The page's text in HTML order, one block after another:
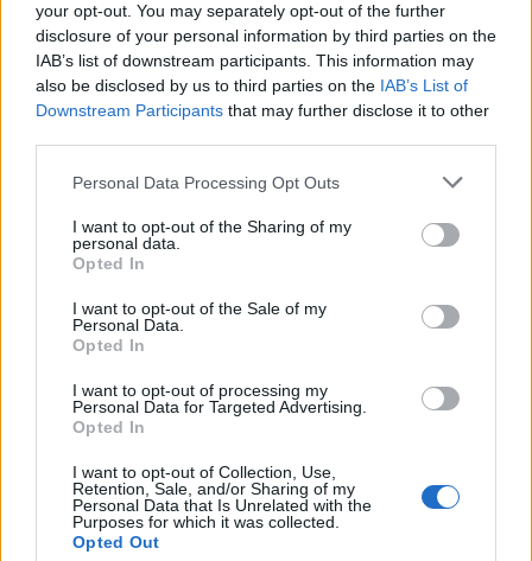
your opt-out. You may separately opt-out of the further
disclosure of your personal information by third parties on the
IAB’s list of downstream participants. This information may
also be disclosed by us to third parties on the IAB’s List of
Downstream Participants that may further disclose it to other
Please note that this website/app uses one or more Google
not limited to your visit or usage behaviour. You may click to
grant or deny consent to Google and its third-party tags to
use your data for below specified purposes in below Google
consent section.
Personal Data Processing Opt Outs
I want to opt-out of the Sharing of my
personal data.
Opted In
I want to opt-out of the Sale of my
Personal Data.
Opted In
I want to opt-out of processing my
Personal Data for Targeted Advertising.
Opted In
I want to opt-out of Collection, Use,
Retention, Sale, and/or Sharing of my
Personal Data that Is Unrelated with the
Purposes for which it was collected.
Opted Out
ízletes kacsasültre vagy egy magyaros gulyáslevesre is,
amit sok vendégünk véleménye szerint hazánkban a
legfinomabbra mi készítjük el.
A gasztronómián és természetesen a szálloda szolgáltatásain
túl miért érdemes még leginkább idejönni?
Szállodánkból nyílik hazánk legszebb kilátása. Ha valaki
csak egy fényképet vagy szelfit akar készíteni és nem
fogyaszt, annak is örülünk. Éttermünknél csak hatalmas
panoráma ablakaink nagyobbak, így nem lesz útban az
sem, aki csak egy fotót szeretne emlékbe. Büszkék
vagyunk arra, hogy nemcsak az ételeink finomak, hanem
örömmel látunk szállóvendégként, de éttermünk jól
megfelel munka, baráti, családi vagy esküvői ebéd és
megrendezésére is. Természetesen rugalmasak vagyunk
és az egyedi igényeknek is meg tudunk felelni.